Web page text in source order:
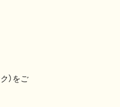
）をご